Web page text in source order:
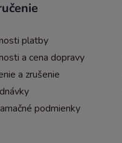
platby
a cena dopravy
a zrušenie
podmienky